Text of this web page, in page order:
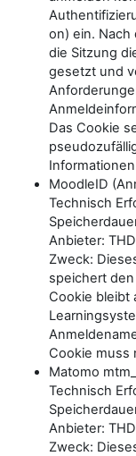
on) ein.
die Sitzung
gesetzt und
Das Cookie
MoodleID
Technisch
Anbieter:
Zweck:
speichert
Cookie bleibt
Cookie muss
Matomo
Technisch
Anbieter:
Zweck: